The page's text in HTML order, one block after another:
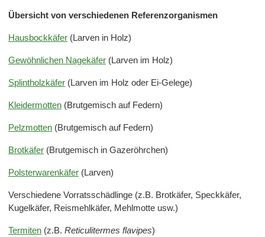
Übersicht von verschiedenen Referenzorganismen
Hausbockkäfer (Larven in Holz)
Gewöhnlichen Nagekäfer (Larven im Holz)
Splintholzkäfer (Larven im Holz oder Ei-Gelege)
Kleidermotten (Brutgemisch auf Federn)
Pelzmotten (Brutgemisch auf Federn)
Brotkäfer (Brutgemisch in Gazeröhrchen)
Polsterwarenkäfer (Larven)
Verschiedene Vorratsschädlinge (z.B. Brotkäfer, Speckkäfer,
Kugelkäfer, Reismehlkäfer, Mehlmotte usw.)
Termiten (z.B. Reticulitermes flavipes)